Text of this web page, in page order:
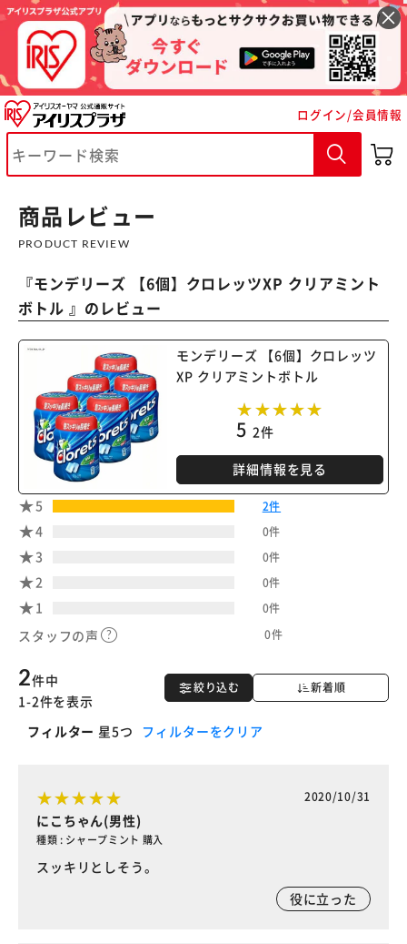
ログイン/会員情報
商品レビュー
PRODUCT REVIEW
『モンデリーズ 【6個】クロレッツXP クリアミント
ボトル 』のレビュー
モンデリーズ 【6個】クロレッツ
XP クリアミントボトル
5 2件
詳細情報を見る
5 2件
4 0件
3 0件
2 0件
1 0件
スタッフの声 0件
絞り込む 新着順
2件中
1-2件を表示
フィルター 星5つ フィルターをクリア
2020/10/31
にこちゃん(男性)
種類 : シャープミント 購入
スッキリとしそう。
役に立った
※ご確認ください
カートに入れる 購入手続きへ